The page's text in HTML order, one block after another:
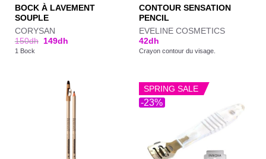
BOCK À LAVEMENT
SOUPLE
CORYSAN
150dh 149dh
1 Bock
CONTOUR SENSATION
PENCIL
EVELINE COSMETICS
42dh
Crayon contour du visage.
-23%
SPRING SALE